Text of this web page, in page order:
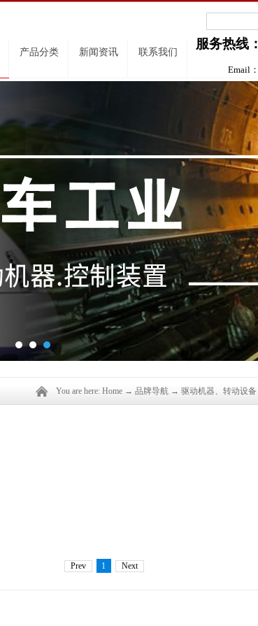
服务热线：
Email：
产品分类 新闻资讯 联系我们
You are here: Home → 品牌导航 → 驱动机器、转动设备
Prev 1 Next